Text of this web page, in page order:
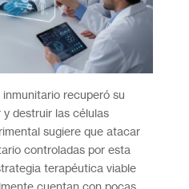
recuperó su
destruir las células
sugiere que atacar
controladas por esta
terapéutica viable
cuentan con pocas